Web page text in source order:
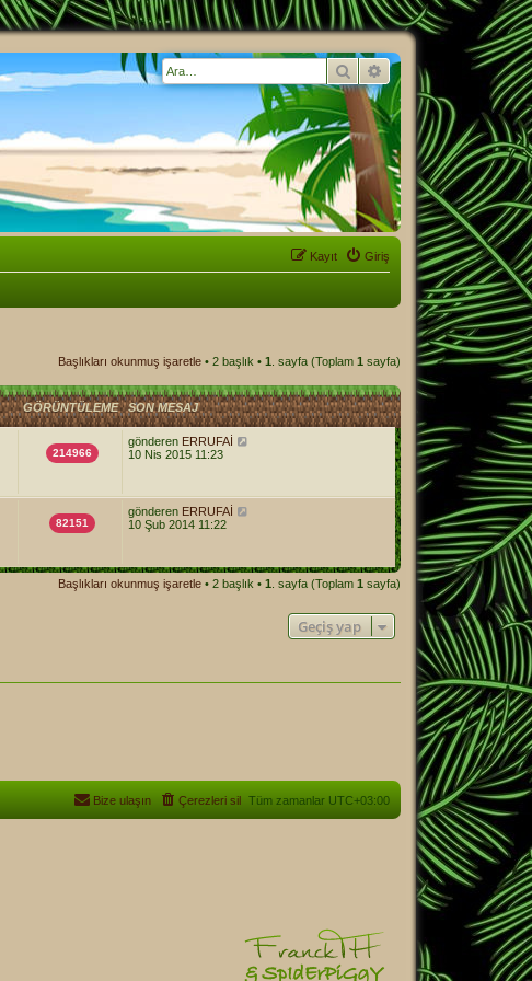
Ara Gelişmiş arama
Giriş
Kayıt
Başlıkları okunmuş işaretle • 2 başlık • 1 . sayfa (Toplam 1 sayfa)
GÖRÜNTÜLEME SON MESAJ
214966
gönderen ERRUFAİ
10 Nis 2015 11:23
82151
gönderen ERRUFAİ
10 Şub 2014 11:22
Başlıkları okunmuş işaretle • 2 başlık • 1 . sayfa (Toplam 1 sayfa)
Geçiş yap
Tüm zamanlar UTC+03:00
Çerezleri sil
Bize ulaşın